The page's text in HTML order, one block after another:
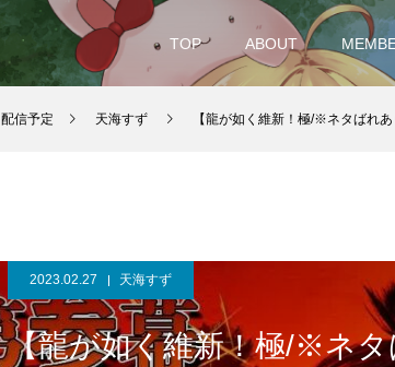
TOP ABOUT
配信予定 天海すず 【龍が如く維新！極/※ネタばれ
2023.02.27 天海すず
【龍が如く維新！極/※ネ